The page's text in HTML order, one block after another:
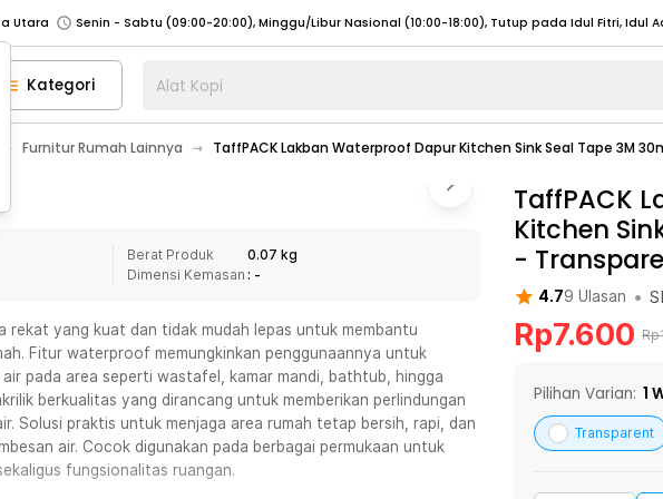
Utara
Barat
Senin - Jumat (07:00 - 20:00), Sabtu - Minggu (08:00 - 20:00), Tutup pada Idul Fitri
Senin - Jumat (08:00 - 20:00), Sabtu - Minggu/ Libur Nasional (08:00 - 17:00) Selengkapnya
Senin - Jumat (08:00 - 20:00), Sabtu - Minggu/ Libur Nasional (08:00 - 17:00) Selengkapnya
Senin - Sabtu (09:00-20:00), Minggu/Libur Nasional (12:00-20:00), Tutup pada Idul Fitri
Senin - Sabtu (09:00-20:00), Minggu/Libur Nasional (12:00-20:00), Tutup pada Idul Fitri
Barat
Senin - Jumat (07:00 - 20:00), Sabtu - Minggu (08:00 - 20:00), Tutup pada Idul Fitri
Senin - Jumat (08:00 - 20:00), Sabtu - Minggu/ Libur Nasional (08:00 - 17:00) Selengkapnya
Senin - Jumat (08:00 - 20:00), Sabtu - Minggu/ Libur Nasional (08:00 - 17:00)
Kategori Alat Kopi
Furnitur Rumah Lainnya TaffPACK Lakban Waterproof Dapur Kitchen Sink Seal Tape 3M
Berat Produk
0.07 kg
Dimensi Kemasan : -
rekat yang kuat dan tidak mudah lepas untuk membantu
Fitur waterproof memungkinkan penggunaannya untuk
pada area seperti wastafel, kamar mandi, bathtub, hingga
berkualitas yang dirancang untuk memberikan perlindungan
Solusi praktis untuk menjaga area rumah tetap bersih, rapi, dan
air. Cocok digunakan pada berbagai permukaan untuk
fungsionalitas ruangan.
TaffPACK
Kitchen
-
4.79 Ulasan •
Rp7.600 Rp
Pilihan Varian: 1
Transparent